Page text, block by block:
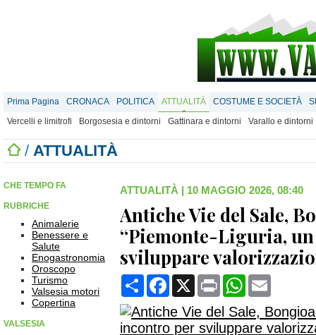
Prima Pagina CRONACA POLITICA ATTUALITÀ COSTUME E SOCIETÀ
Vercelli e limitrofi
Borgosesia e dintorni Gattinara e dintorni Varallo e dintorni
/ ATTUALITÀ
CHE TEMPO FA
RUBRICHE
Animalerie
Benessere e
Salute
Enogastronomia
Oroscopo
Turismo
Valsesia motori
Copertina
VALSESIA
ATTUALITÀ | 10 MAGGIO 2026, 08:40
Antiche Vie del Sale,
“Piemonte-Liguria,
sviluppare
CondividiFacebook
X Print WhatsApp